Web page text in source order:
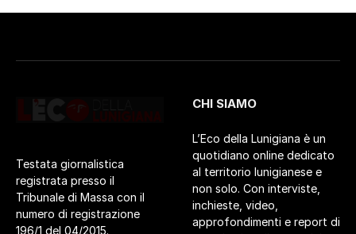
Testata giornalistica
registrata presso il
Tribunale di Massa con il
numero di registrazione
196/1 del 04/2015.
CHI SIAMO
L’Eco della Lunigiana è un
quotidiano online dedicato
al territorio lunigianese e
non solo. Con interviste,
inchieste, video,
approfondimenti e report di